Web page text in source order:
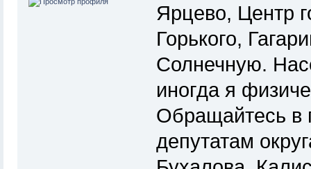
Ярцево, Центр
Горького,
Солнечную.
иногда я
Обращайтесь в
депутатам